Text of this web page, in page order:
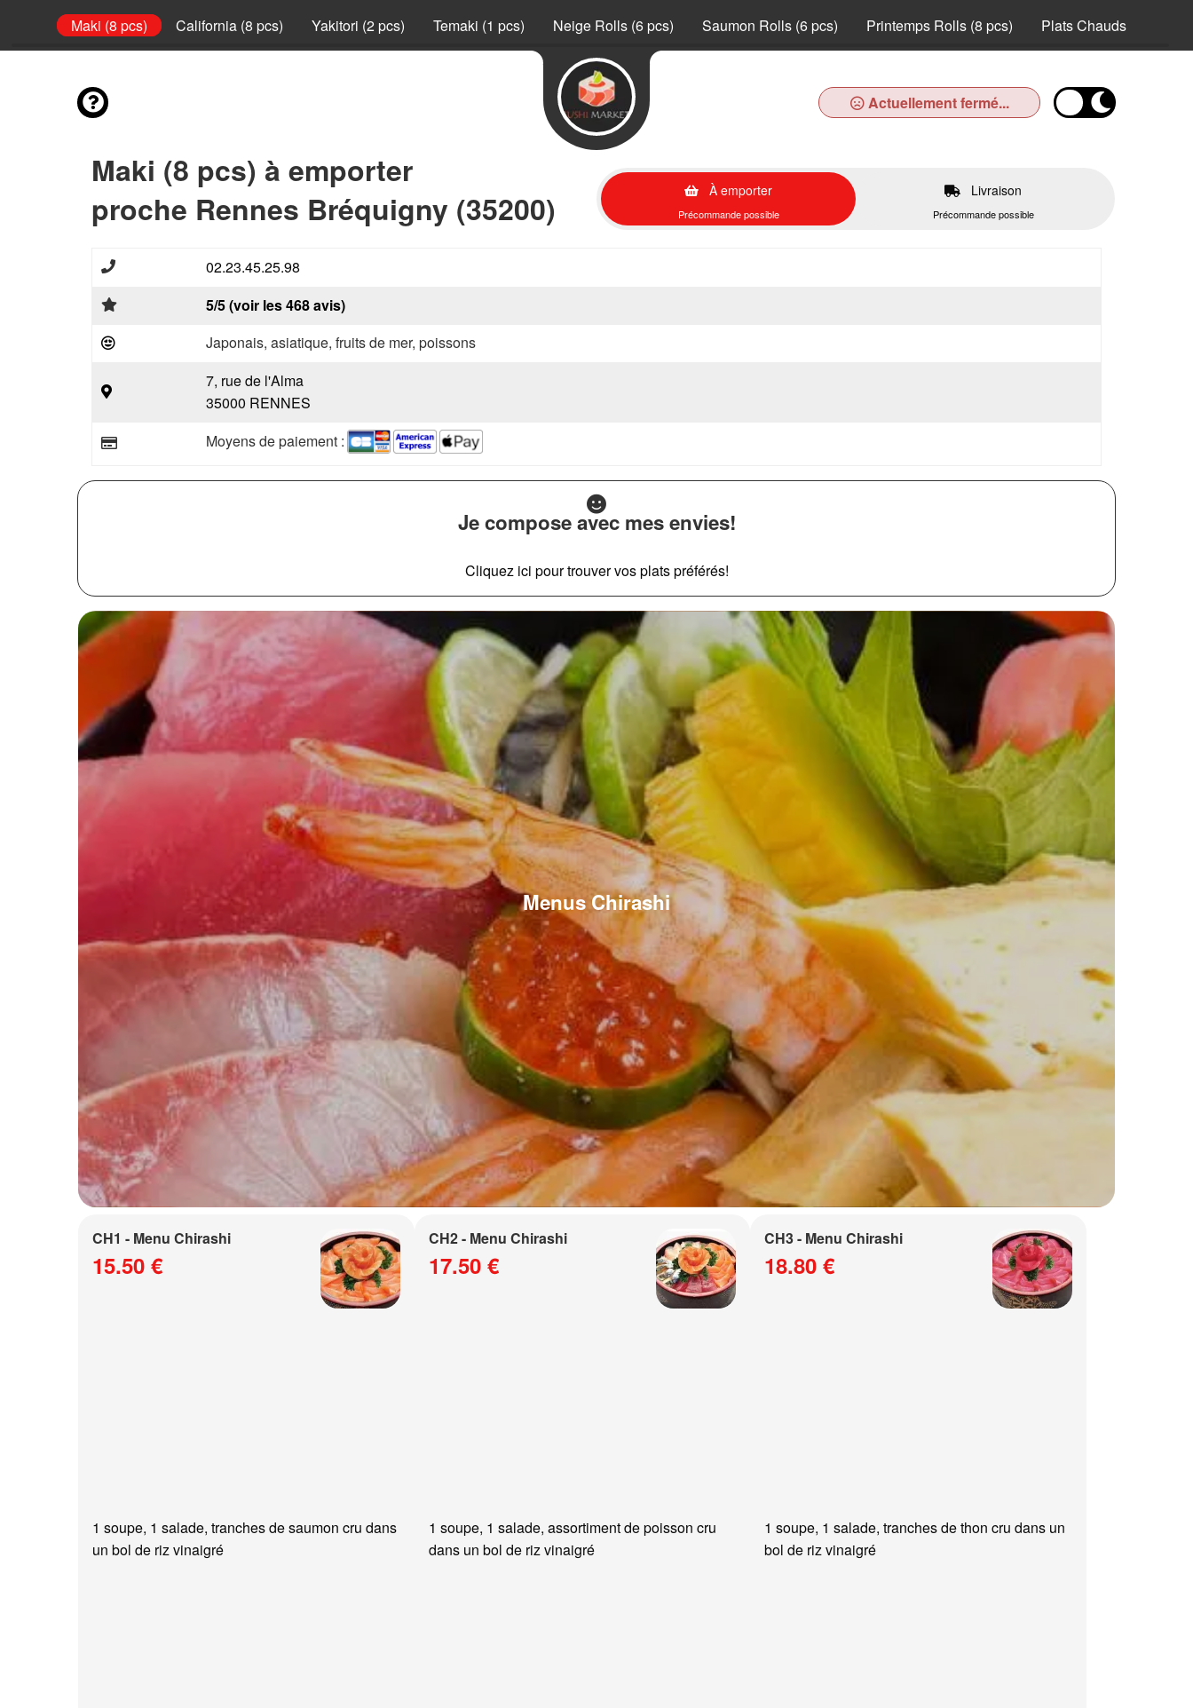
Maki (8 pcs) California (8 pcs) Yakitori (2 pcs) Temaki (1 pcs) Neige Rolls (6 pcs) Saumon Rolls (6 pcs) Printemps Rolls (8 pcs) Plats Chauds
Actuellement fermé...
Maki (8 pcs) à emporter
proche Rennes Bréquigny (35200)
À emporter
Précommande possible
Livraison
Précommande possible
02.23.45.25.98
5/5 (voir les 468 avis)
Japonais, asiatique, fruits de mer, poissons
7, rue de l'Alma
35000 RENNES
Moyens de paiement :
Je compose avec mes envies!
Cliquez ici pour trouver vos plats préférés!
Menus Chirashi
CH1 - Menu Chirashi
15.50 €
1 soupe, 1 salade, tranches de saumon cru dans
un bol de riz vinaigré
CH2 - Menu Chirashi
17.50 €
1 soupe, 1 salade, assortiment de poisson cru
dans un bol de riz vinaigré
CH3 - Menu Chirashi
18.80 €
1 soupe, 1 salade, tranches de thon cru dans un
bol de riz vinaigré